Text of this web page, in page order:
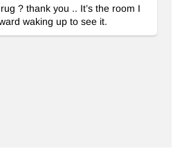
Halı- K0038265
? thank you .. It’s the room I
waking up to see it.